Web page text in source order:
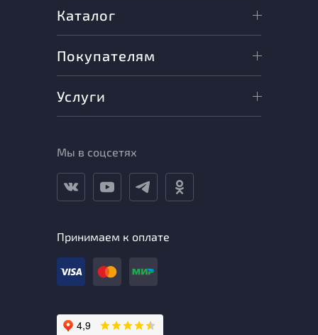
Каталог
Покупателям
Услуги
Мы в соцсетях
Принимаем к оплате